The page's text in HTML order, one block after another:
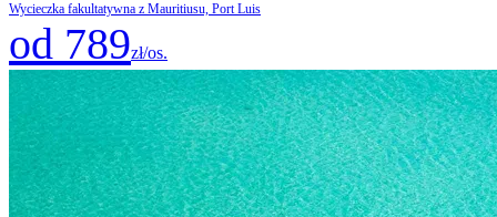
Wycieczka fakultatywna z Mauritiusu, Port Luis
od 789zł/os.